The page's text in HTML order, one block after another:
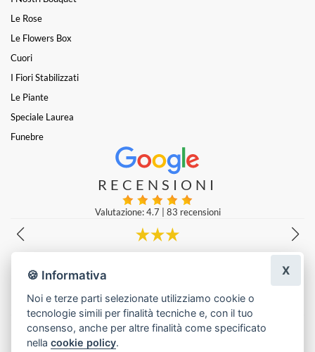
Le Rose
Le Flowers Box
Cuori
I Fiori Stabilizzati
Le Piante
Speciale Laurea
Funebre
RECENSIONI
Valutazione: 4.7 83 recensioni
Fioreria stra consigliata , ordinato in tarda mattinata e nel primo pom
eriggio avevo già la consegna. Composizione bellissima, gentili e disp
onibilissimi. Veramente molto bravi
maria federica cannone|una settimana fa
Lascia una recensione
🍪 Informativa
Noi e terze parti selezionate utilizziamo cookie o
tecnologie simili per finalità tecniche e, con il tuo
consenso, anche per altre finalità come specificato
nellacookie policy.
X